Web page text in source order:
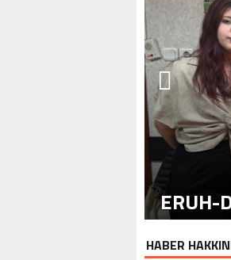
ERUH-
HABER